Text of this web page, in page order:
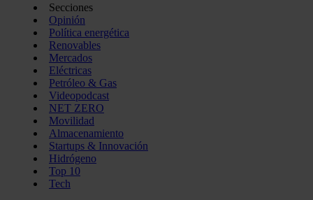
Secciones
Opinión
Política energética
Renovables
Mercados
Eléctricas
Petróleo & Gas
Videopodcast
NET ZERO
Movilidad
Almacenamiento
Startups & Innovación
Hidrógeno
Top 10
Tech